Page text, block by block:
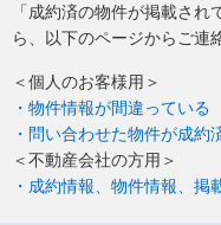
「成約済の物件が掲載さ
ら、以下のページからご連
＜個人のお客様用＞
・物件情報が間違っている
・問い合わせた物件が成約
＜不動産会社の方用＞
・成約情報、物件情報、掲